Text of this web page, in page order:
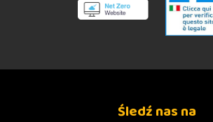
Śledź nas na